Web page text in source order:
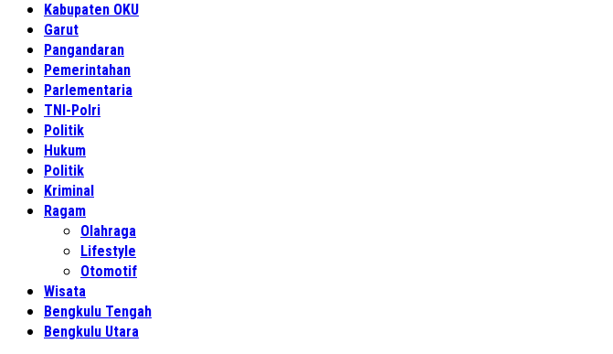
Kabupaten OKU
Garut
Pangandaran
Pemerintahan
Parlementaria
TNI-Polri
Politik
Hukum
Politik
Kriminal
Ragam
Olahraga
Lifestyle
Otomotif
Wisata
Bengkulu Tengah
Bengkulu Utara